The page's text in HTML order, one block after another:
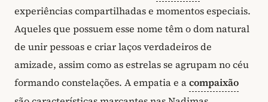
experiências compartilhadas e momentos especiais.
Aqueles que possuem esse nome têm o dom natural
de unir pessoas e criar laços verdadeiros de
amizade, assim como as estrelas se agrupam no céu
formando constelações. A empatia e acompaixão